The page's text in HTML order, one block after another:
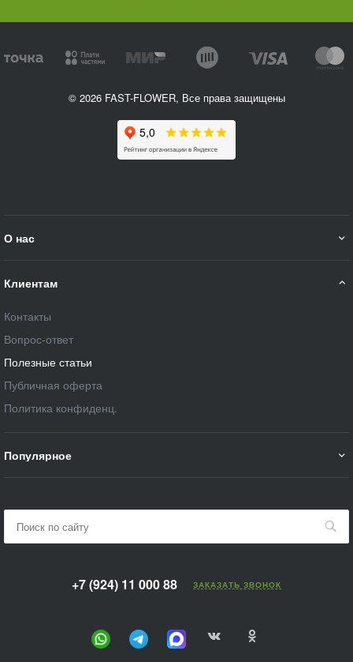
© 2026 FAST-FLOWER, Все права защищены
О нас
Клиентам
Контакты
Вопрос-ответ
Полезные статьи
Публичная оферта
Политика конфиденц.
Популярное
+7 (924) 11 000 88 ЗАКАЗАТЬ ЗВОНОК